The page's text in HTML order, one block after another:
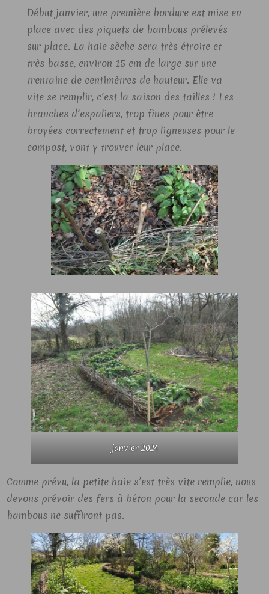
Début janvier, une première bordure est mise en
place avec des piquets de bambous prélevés
sur place. La haie sèche sera très étroite et
très basse, environ 15 cm de large sur une
trentaine de centimètres de hauteur. Elle va
vite se remplir, c’est la saison des tailles ! Les
branches d’espaliers, trop fines pour être
broyées correctement et trop ligneuses pour le
compost, vont y trouver leur place.
janvier 2024
Comme prévu, la petite haie s’est très vite remplie, nous
devons prévoir des fers à béton pour la seconde car les
bambous ne suffiront pas.